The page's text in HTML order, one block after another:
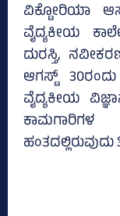
ವಿಕ್ಟೋರಿಯಾ
ವೈದ್ಯಕೀಯ
ದುರಸ್ತಿ,
ಆಗಸ್ಟ್‌
ವೈದ್ಯಕೀಯ